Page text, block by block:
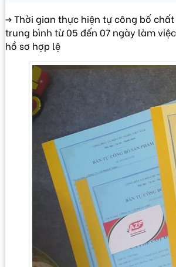
-> Thời gian thực hiện tự công bố
trung bình từ 05 đến 07 ngày làm
hồ sơ hợp lệ